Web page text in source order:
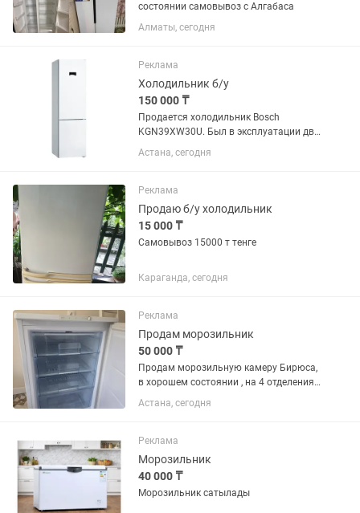
состоянии самовывоз с Алгабаса
Алматы, сегодня
Реклама
Холодильник б/у
150 000 ₸
Продается холодильник Bosch
KGN39XW30U. Был в эксплуатации два
года. Состояние отличное, есть запах.
Остался выключенным с мясом
клинингом. Новый стоит 525...
Астана, сегодня
Реклама
Продаю б/у холодильник
15 000 ₸
Самовывоз 15000 т тенге
Караганда, сегодня
Реклама
Продам морозильник
50 000 ₸
Продам морозильную камеру Бирюса,
в хорошем состоянии , на 4 отделения,
объем 110 , торг есть
Астана, сегодня
Реклама
Морозильник
40 000 ₸
Морозильник сатылады